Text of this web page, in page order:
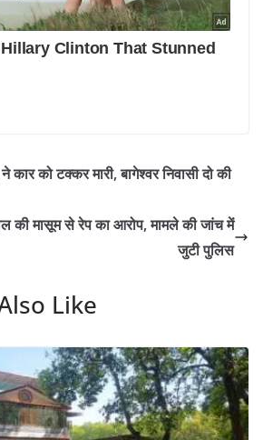
ने कार को टक्कर मारी, बागेश्वर निवासी दो की
की मासूम से रेप का आरोप, मामले की जांच में
जुटी पुलिस
Like